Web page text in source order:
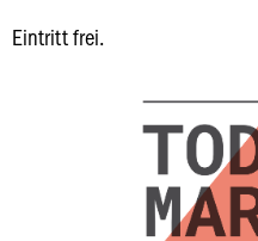
Eintritt frei.